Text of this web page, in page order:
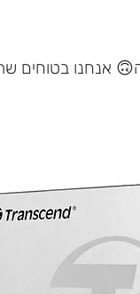
אנחנו בטוחים שתתאהבו גם בזה 🙃